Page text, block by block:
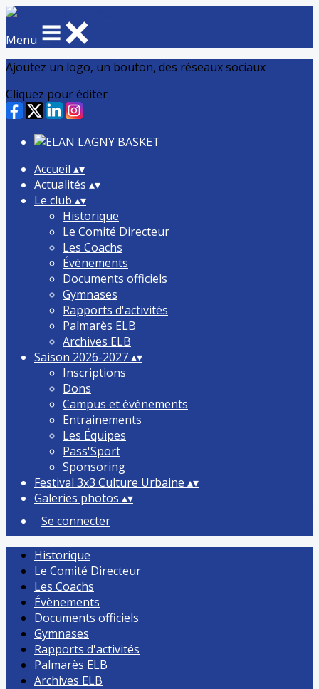
Menu
Ajoutez un logo, un bouton, des réseaux sociaux
Cliquez pour éditer
Accueil ▴▾
Actualités ▴▾
Le club ▴▾
Historique
Le Comité Directeur
Les Coachs
Évènements
Documents officiels
Gymnases
Rapports d'activités
Palmarès ELB
Archives ELB
Saison 2026-2027▴▾
Inscriptions
Dons
Campus et événements
Entrainements
Les Équipes
Pass'Sport
Sponsoring
Festival 3x3 Culture Urbaine ▴▾
Galeries photos ▴▾
Se connecter
Historique
Le Comité Directeur
Les Coachs
Évènements
Documents officiels
Gymnases
Rapports d'activités
Palmarès ELB
Archives ELB